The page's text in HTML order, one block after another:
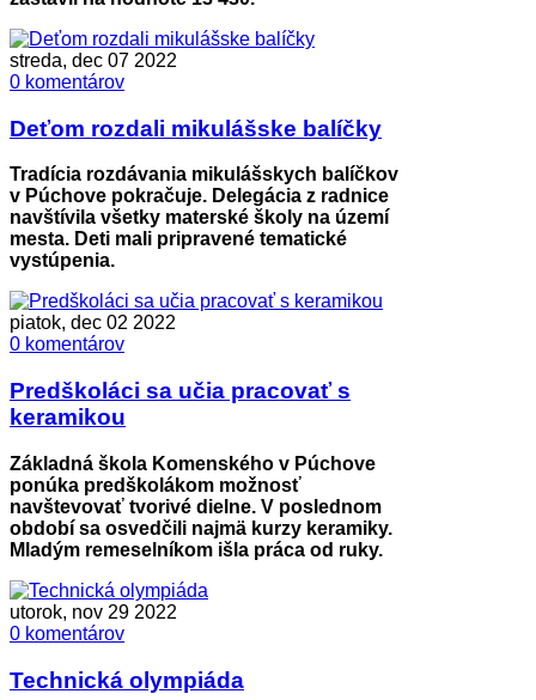
streda, dec 07 2022
0 komentárov
Deťom rozdali mikulášske balíčky
Tradícia rozdávania mikulášskych balíčkov
v Púchove pokračuje. Delegácia z radnice
navštívila všetky materské školy na území
mesta. Deti mali pripravené tematické
vystúpenia.
piatok, dec 02 2022
0 komentárov
Predškoláci sa učia pracovať s
keramikou
Základná škola Komenského v Púchove
ponúka predškolákom možnosť
navštevovať tvorivé dielne. V poslednom
období sa osvedčili najmä kurzy keramiky.
Mladým remeselníkom išla práca od ruky.
utorok, nov 29 2022
0 komentárov
Technická olympiáda